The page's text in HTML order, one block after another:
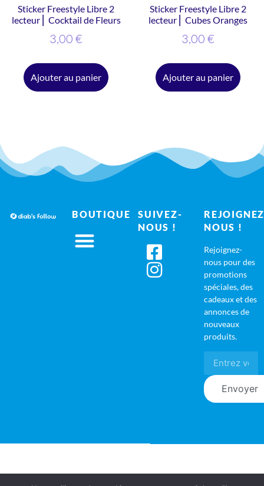
Sticker Freestyle Libre 2
lecteur ⎜ Cocktail de Fleurs
3,00 €
Ajouter au panier
Sticker Freestyle Libre 2
lecteur ⎜ Cubes Oranges
3,00 €
Ajouter au panier
BOUTIQUE
SUIVEZ-
NOUS !
NOUS !
Rejoignez-
nous pour des
promotions
spéciales, des
cadeaux et des
annonces de
nouveaux
produits.
Envoyer